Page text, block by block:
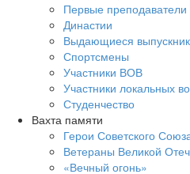
Первые преподаватели
Династии
Выдающиеся
Спортсмены
Участники ВОВ
Участники локальных
Студенчество
Вахта памяти
Герои Советского
Ветераны Великой
«Вечный огонь»